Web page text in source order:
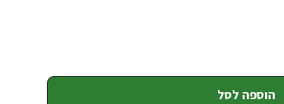
הוספה לסל